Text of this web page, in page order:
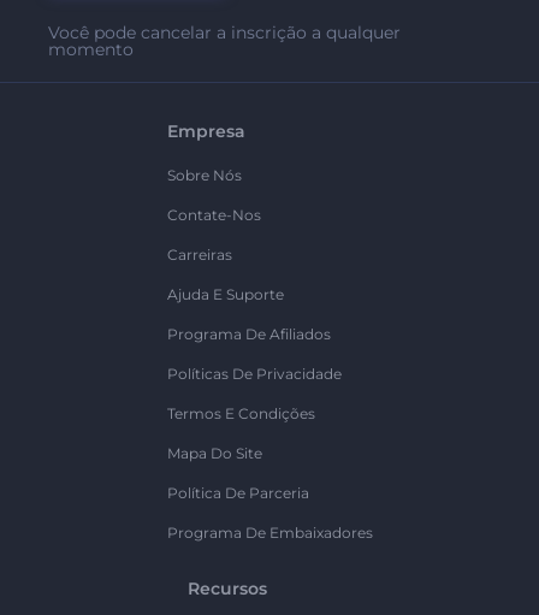
Você pode cancelar a inscrição a qualquer
momento
Empresa
Sobre Nós
Contate-Nos
Carreiras
Ajuda E Suporte
Programa De Afiliados
Políticas De Privacidade
Termos E Condições
Mapa Do Site
Política De Parceria
Programa De Embaixadores
Recursos